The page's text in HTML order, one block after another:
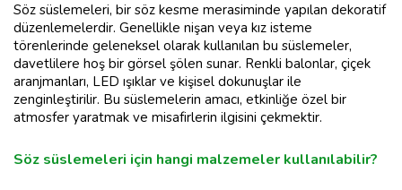
Söz süslemeleri, bir söz kesme merasiminde yapılan dekoratif
düzenlemelerdir. Genellikle nişan veya kız isteme
törenlerinde geleneksel olarak kullanılan bu süslemeler,
davetlilere hoş bir görsel şölen sunar. Renkli balonlar, çiçek
aranjmanları, LED ışıklar ve kişisel dokunuşlar ile
zenginleştirilir. Bu süslemelerin amacı, etkinliğe özel bir
atmosfer yaratmak ve misafirlerin ilgisini çekmektir.
Söz süslemeleri için hangi malzemeler kullanılabilir?